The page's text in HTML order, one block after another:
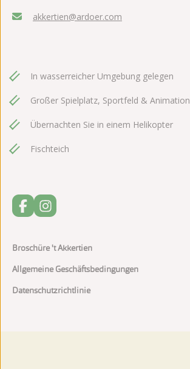
akkertien@ardoer.com
In wasserreicher Umgebung gelegen
Großer Spielplatz, Sportfeld & Animation
Übernachten Sie in einem Helikopter
Fischteich
Broschüre 't Akkertien
Allgemeine Geschäftsbedingungen
Datenschutzrichtlinie